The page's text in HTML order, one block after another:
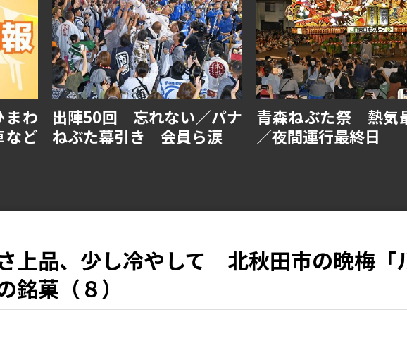
わ
ど
出陣50回 忘れない／パナ
ねぶた幕引き 会員ら涙
青森ねぶた祭 熱気
／夜間運行最終日
上品、少し冷やして 北秋田市の晩梅
銘菓（８）